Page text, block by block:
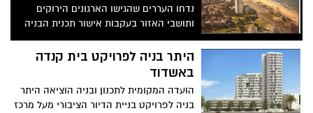
נדחו העררים שהגישו הארגונים הירוקים
ותושבי האזור בעקבות אישור תכנית הבניה
בחוף לידו באשדוד. מדובר במלון ומגדל
מגורים "מגדל לידו" שיוקמו בקו ראשון לים
היתר בניה לפרויקט בית קנדה
באשדוד
הועדה המקומית לתכנון ובניה הוציאה היתר
בניה לפרויקט בניית הדיור הציבורי מעל מרכז